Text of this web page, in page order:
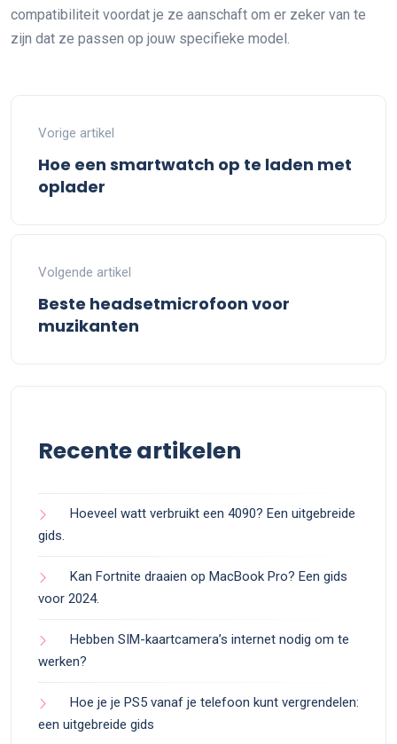
compatibiliteit voordat je ze aanschaft om er zeker van te
zijn dat ze passen op jouw specifieke model.
Vorige artikel
Hoe een smartwatch op te laden met
oplader
Volgende artikel
Beste headsetmicrofoon voor
muzikanten
Recente artikelen
Hoeveel watt verbruikt een 4090? Een uitgebreide
gids.
Kan Fortnite draaien op MacBook Pro? Een gids
voor 2024.
Hebben SIM-kaartcamera’s internet nodig om te
werken?
Hoe je je PS5 vanaf je telefoon kunt vergrendelen:
een uitgebreide gids